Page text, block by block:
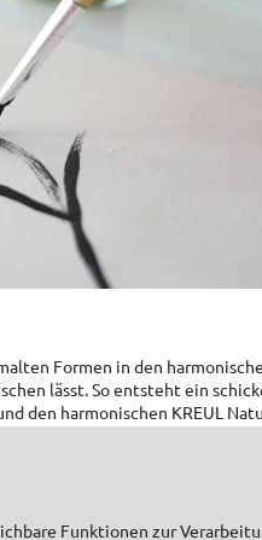
Formen in den
lässt. So entsteht ein
den harmonischen KREUL
Blätterzweig als Eyecatcher
zu einem feinen Rundpinsel.
Boho-Kunstwerk mit
Deko in den gleichen KREUL
Funktionen zur